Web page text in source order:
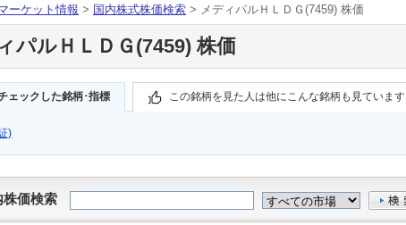
ーケット情報 > 国内株式株価検索 > メディパルＨＬＤＧ(7459) 株価
パルＨＬＤＧ(7459) 株価
ェックした銘柄･指標 この銘柄を見た人は他にこんな銘柄も見ています
)